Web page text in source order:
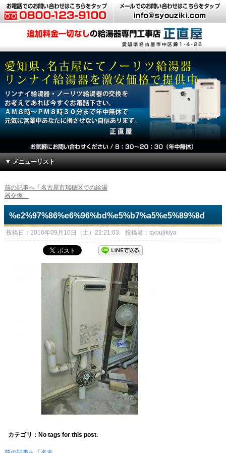
▼ メニューリスト
前の記事へ「名古屋市瑞穂区での給湯
器交換」
%e2%97%86%e6%96%bd%e5%b7%a5%e5%89%8d
投稿日：2016年09月10日（土）22:21:03 投稿者：syoujikiya
カテゴリ：No tags for this post.